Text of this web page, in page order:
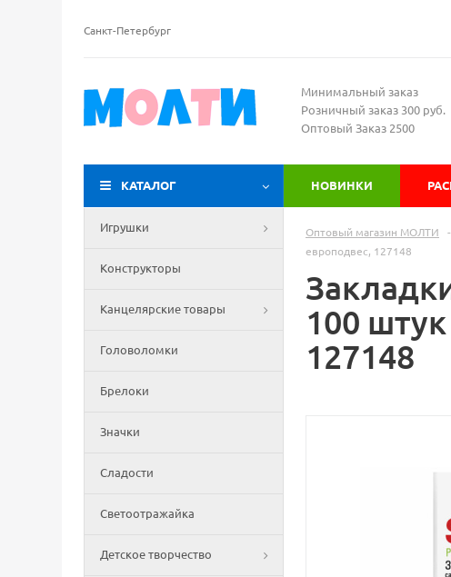
Санкт-Петербург
Минимальный заказ
Розничный заказ 300 руб.
Оптовый Заказ 2500
КАТАЛОГ НОВИНКИ
Игрушки
Конструкторы
Канцелярские товары
Головоломки
Брелоки
Значки
Сладости
Светоотражайка
Детское творчество
Оптовый магазин МОЛТИ -
европодвес, 127148
100
127148